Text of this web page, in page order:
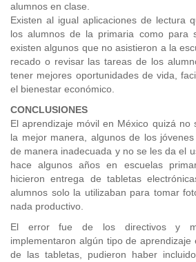
alumnos en clase.
Existen al igual aplicaciones de lectura
los alumnos de la primaria como para
existen algunos que no asistieron a la
recado o revisar las tareas de los
tener mejores oportunidades de vida,
el bienestar económico.
CONCLUSIONES
El aprendizaje móvil en México quizá no
la mejor manera, algunos de los
de manera inadecuada y no se les da el
hace algunos años en escuelas
hicieron entrega de tabletas
alumnos solo la utilizaban para tomar
nada productivo.
El error fue de los directivos y
implementaron algún tipo de
de las tabletas, pudieron haber